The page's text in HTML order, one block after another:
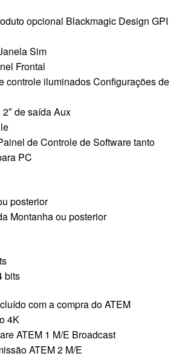
opcional Blackmagic Design GPI
Sim
Frontal
controle iluminados Configurações de
de saída Aux
de Controle de Software tanto
PC
posterior
Montanha ou posterior
bits
com a compra do ATEM
4K
ATEM 1 M/E Broadcast
ATEM 2 M/E